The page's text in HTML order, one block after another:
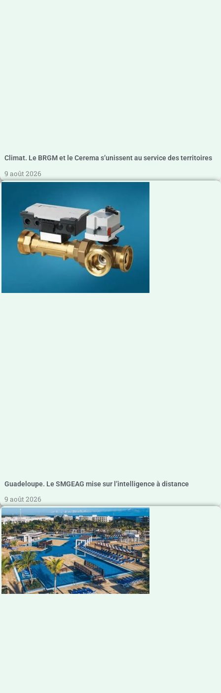
Climat. Le BRGM et le Cerema s’unissent au service des territoires
9 août 2026
Guadeloupe. Le SMGEAG mise sur l’intelligence à distance
9 août 2026